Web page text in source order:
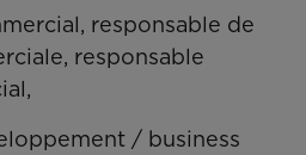
responsable de
responsable
/ business